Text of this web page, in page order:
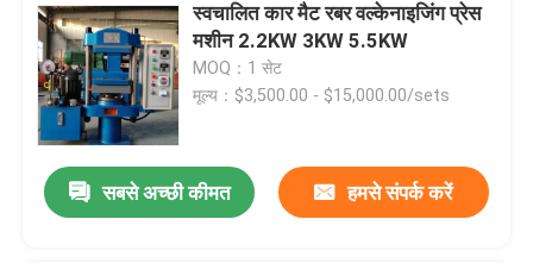
उत्पादों
वीडियो
हमारे बारे में
स्वचालित कार मैट रबर वल्केनाइजिंग प्रेस
मशीन 2.2KW 3KW 5.5KW
MOQ：1 सेट
मूल्य：$3,500.00 - $15,000.00/sets
सबसे अच्छी कीमत हमसे संपर्क करें